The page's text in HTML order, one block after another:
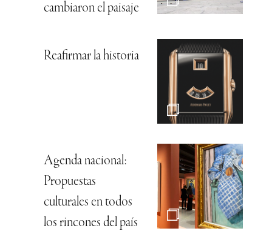
cambiaron el paisaje
Reafirmar la historia
Agenda nacional:
Propuestas
culturales en todos
los rincones del país